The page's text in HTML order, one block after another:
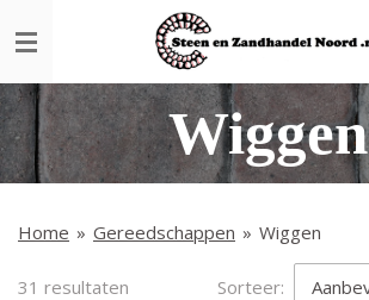
direct
de
hoofdinhoud
Wiggen
Home » Gereedschappen » Wiggen
31 resultaten Sorteer: